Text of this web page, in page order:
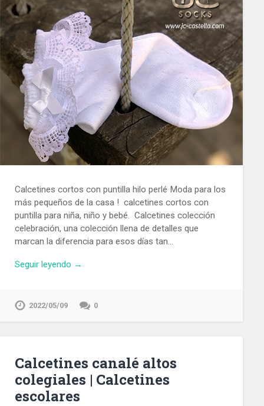
Calcetines cortos con puntilla hilo perlé Moda para los
más pequeños de la casa ! calcetines cortos con
puntilla para niña, niño y bebé. Calcetines colección
celebración, una colección llena de detalles que
marcan la diferencia para esos días tan…
Seguir leyendo →
2022/05/09 0
Calcetines canalé altos
colegiales | Calcetines
escolares